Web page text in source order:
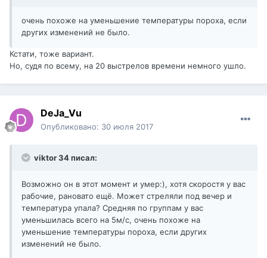
очень похоже на уменьшение температуры пороха, если
других изменений не было.
Кстати, тоже вариант.
Но, судя по всему, на 20 выстрелов времени немного ушло.
DeJa_Vu
Опубликовано: 30 июля 2017
viktor 34 писал:
Возможно он в этот момент и умер:), хотя скоростя у вас
рабочие, рановато ещё. Может стреляли под вечер и
температура упала? Средняя по группам у вас
уменьшилась всего на 5м/с, очень похоже на
уменьшение температуры пороха, если других
изменений не было.